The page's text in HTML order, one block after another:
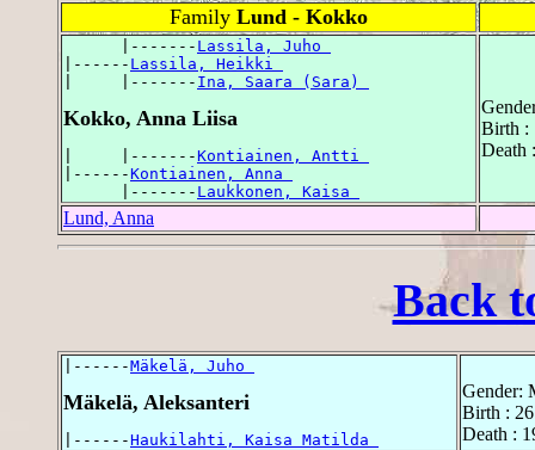
Family Lund - Kokko
      |-------
Lassila, Juho
|------ Lassila, Heikki
|     |------- Ina, Saara (Sara)
Kokko, Anna Liisa
|     |-------Kontiainen, Antti
|------Kontiainen, Anna
      |-------
Laukkonen, Kaisa
Birth :
Death
Lund, Anna
Back
|------Mäkelä, Juho
Mäkelä, Aleksanteri
|------Haukilahti, Kaisa Matilda
Gender:
Birth :
Death :